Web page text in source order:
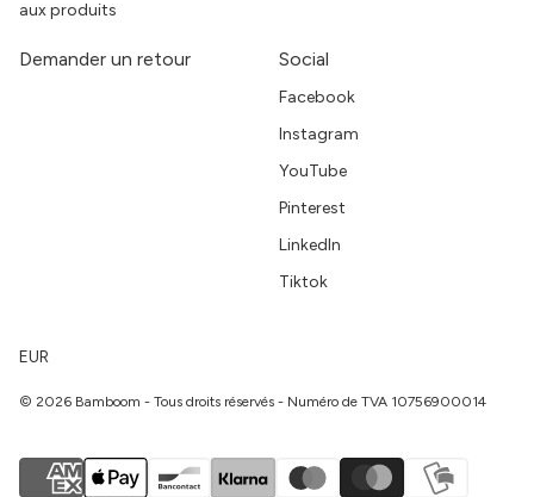
aux produits
Demander un retour Social
Facebook
Instagram
YouTube
Pinterest
LinkedIn
Tiktok
EUR
© 2026 Bamboom - Tous droits réservés - Numéro de TVA 10756900014